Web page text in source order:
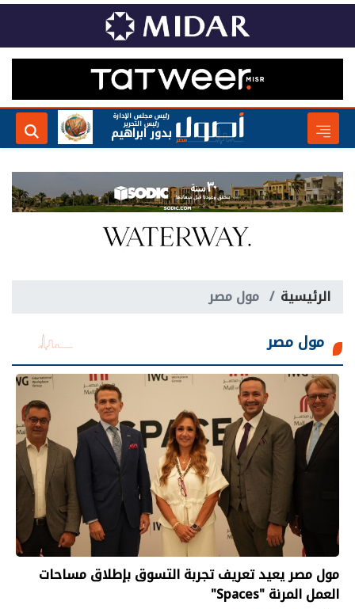
رئيس مجلس الإدارة
رئيس التحرير
بدور ابراهيم
الرئيسية مول مصر
مول مصر
مول مصر يعيد تعريف تجربة التسوق بإطلاق مساحات
العمل المرنة "Spaces"